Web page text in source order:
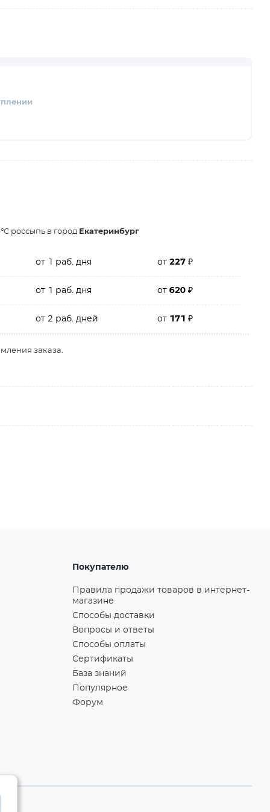
россыпь в город Екатеринбург
от 1 раб. дня от227₽
от 1 раб. дня от620₽
от 2 раб. дней от 171₽
заказа.
Покупателю
Правила продажи товаров в интернет-
магазине
Способы доставки
Вопросы и ответы
Способы оплаты
Сертификаты
База знаний
Популярное
Форум